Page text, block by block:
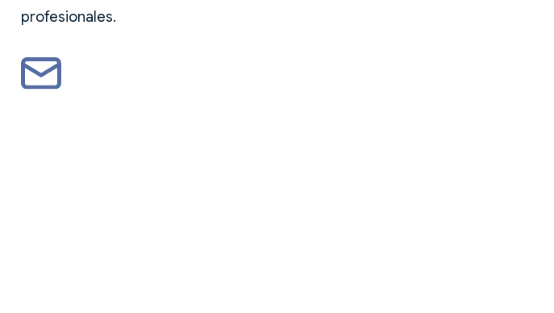
profesionales.